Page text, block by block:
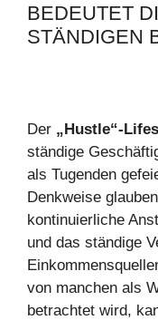
BEDEUTET
STÄNDIGEN
Der „Hustle“-
ständige
als Tugenden
Denkweise
kontinuierliche
und das ständige
von manchen als
betrachtet wird,